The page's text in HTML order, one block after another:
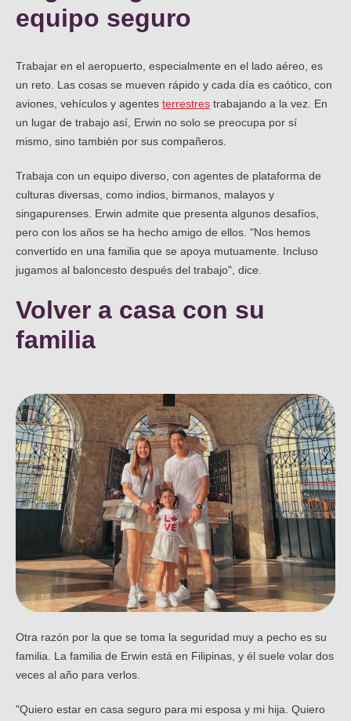
equipo seguro
Trabajar en el aeropuerto, especialmente en el lado aéreo, es
un reto. Las cosas se mueven rápido y cada día es caótico, con
aviones, vehículos y agentes terrestres trabajando a la vez. En
un lugar de trabajo así, Erwin no solo se preocupa por sí
mismo, sino también por sus compañeros.
Trabaja con un equipo diverso, con agentes de plataforma de
culturas diversas, como indios, birmanos, malayos y
singapurenses. Erwin admite que presenta algunos desafíos,
pero con los años se ha hecho amigo de ellos. "Nos hemos
convertido en una familia que se apoya mutuamente. Incluso
jugamos al baloncesto después del trabajo", dice.
Volver a casa con su
familia
Otra razón por la que se toma la seguridad muy a pecho es su
familia. La familia de Erwin está en Filipinas, y él suele volar dos
veces al año para verlos.
"Quiero estar en casa seguro para mi esposa y mi hija. Quiero